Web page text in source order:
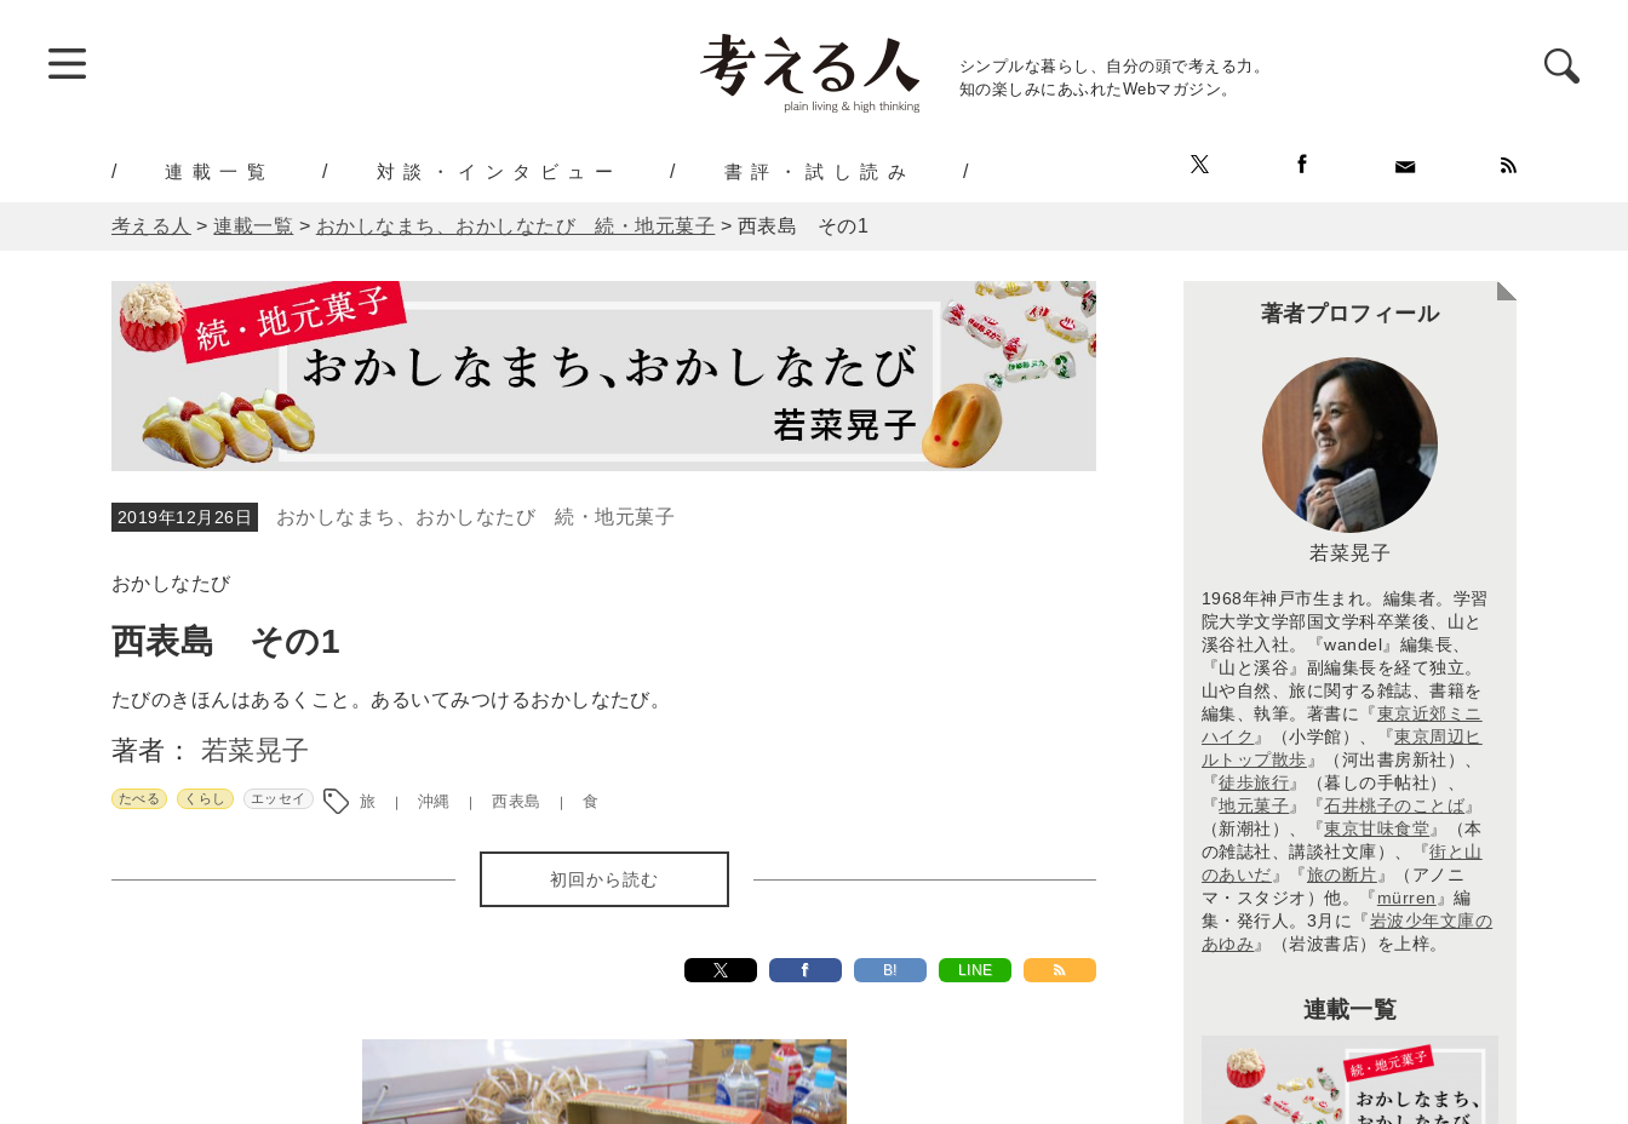
シンプルな暮らし、自分の頭で考える力。
知の楽しみにあふれたWebマガジン。
連載一覧 対談・インタビュー 書評・試し読み
考える人 >連載一覧 > おかしなまち、おかしなたび 続・地元菓子 > 西表島 その1
2019年12月26日 おかしなまち、おかしなたび 続・地元菓子
おかしなたび
西表島 その1
たびのきほんはあるくこと。あるいてみつけるおかしなたび。
著者： 若菜晃子
たべる くらし エッセイ 旅 沖縄 西表島 食
初回から読む
B! LINE
著者プロフィール
若菜晃子
1968年神戸市生まれ。編集者。学習
院大学文学部国文学科卒業後、山と
溪谷社入社。『wandel』編集長、
『山と溪谷』副編集長を経て独立。
山や自然、旅に関する雑誌、書籍を
編集、執筆。著書に『東京近郊ミニ
ハイク 』（小学館）、『東京周辺ヒ
ルトップ散歩 』（河出書房新社）、
『徒歩旅行』（暮しの手帖社）、
『地元菓子』『石井桃子のことば』
（新潮社）、『東京甘味食堂』（本
の雑誌社、講談社文庫）、『街と山
のあいだ 』『旅の断片 』（アノニ
マ・スタジオ）他。『mürren 』編
集・発行人。3月に『岩波少年文庫の
あゆみ 』（岩波書店）を上梓。
連載一覧